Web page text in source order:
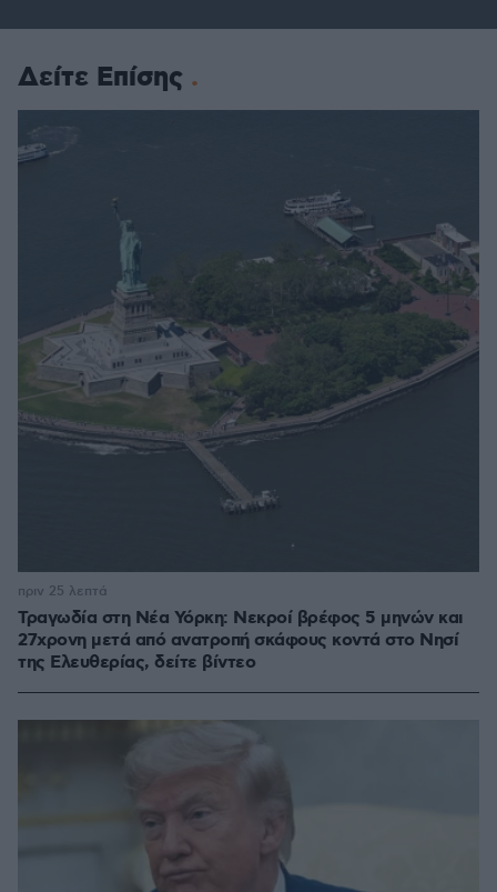
Δείτε Επίσης
Τραγωδία στη Νέα Υόρκη: Νεκροί βρέφος 5 μηνών και
27χρονη μετά από ανατροπή σκάφους κοντά στο Νησί
της Ελευθερίας, δείτε βίντεο
πριν 25 λεπτά